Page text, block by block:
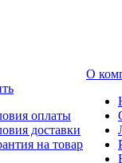
оплаты
доставки
на товар
О